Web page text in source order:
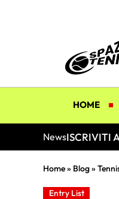
HOME
NewsISCRIVITI
Home» Blog»
Entry List